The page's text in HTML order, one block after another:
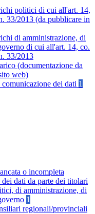
politici di cui all'art. 14,
33/2013 (da pubblicare in
di amministrazione, di
di cui all'art. 14, co.
33/2013
(documentazione da
web)
dei dati 1
o incompleta
dati da parte dei titolari
di amministrazione, di
1
regionali/provinciali